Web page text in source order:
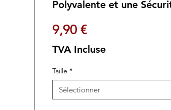
Polyvalente et une
9,90 €Prix
TVA Incluse
Taille *
Sélectionner